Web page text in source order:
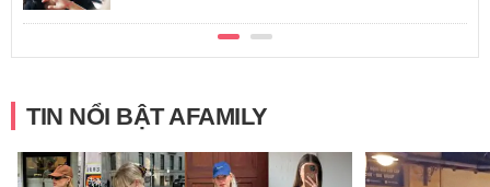
TIN NỔI BẬT AFAMILY